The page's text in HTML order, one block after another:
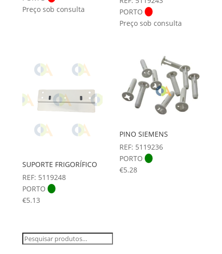
Preço sob consulta
PORTO
Preço sob consulta
SUPORTE FRIGORÍFICO
REF: 5119248
PORTO
€5.13
PINO SIEMENS
REF: 5119236
PORTO
€5.28